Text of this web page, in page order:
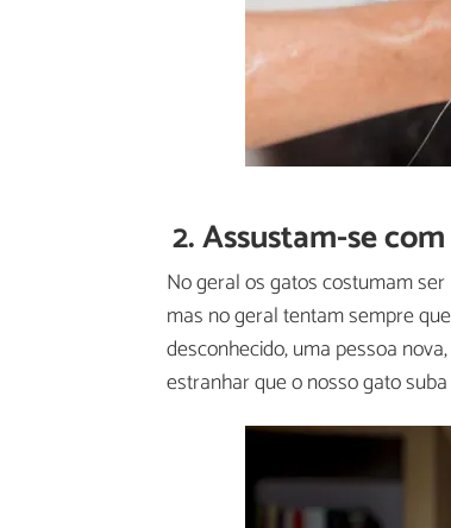
2. Assustam-se
No geral os gatos costumam
mas no geral tentam sempre
desconhecido, uma pessoa
estranhar que o nosso gato